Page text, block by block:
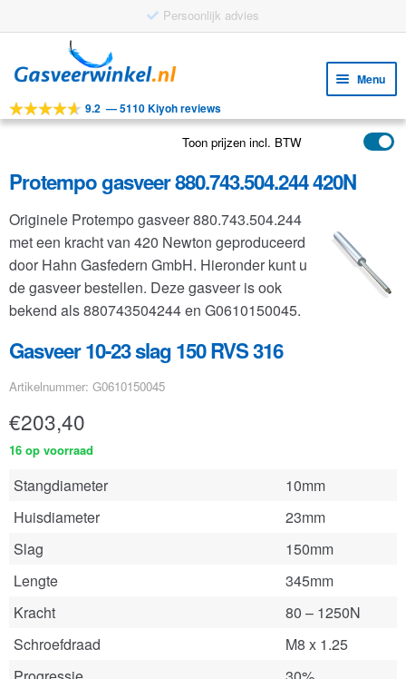
Persoonlijk advies
door
navigatie
naar
inhoud
Menu
Tools
Toepassingen
Klantenservice
FAQ
9.2 —5110 Kiyoh reviews
Toon prijzen incl. BTW
Protempo gasveer 880.743.504.244 420N
Originele Protempo gasveer 880.743.504.244
met een kracht van 420 Newton geproduceerd
door Hahn Gasfedern GmbH. Hieronder kunt u
de gasveer bestellen. Deze gasveer is ook
bekend als 880743504244 en G0610150045.
Gasveer 10-23 slag 150 RVS 316
Artikelnummer: G0610150045
€203,40
16 op voorraad
Stangdiameter
10mm
Huisdiameter
23mm
Slag
150mm
Lengte
345mm
Kracht
80 – 1250N
Schroefdraad
M8 x 1.25